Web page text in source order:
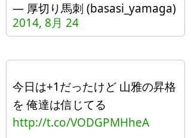
— 厚切り馬刺 (basasi_yamaga)
2014, 8月 24
今日は+1だったけど 山雅の昇格
を 俺達は信じてる
http://t.co/VODGPMHheA